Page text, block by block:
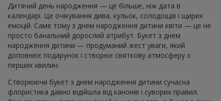
Дитячий день народження — це більше, ніж дата в
календарі. Це очікування дива, кульок, солодощів і щирих
емоцій. Саме тому з днем народження дитини квіти — це не
просто банальний дорослий атрибут. Букет з днем
народження дитини — продуманий жест уваги, який
доповнює подарунок і створює святкову атмосферу з
перших хвилин.
Створюючи букет з днем народження дитини сучасна
флористика давно відійшла від канонів і суворих правил.